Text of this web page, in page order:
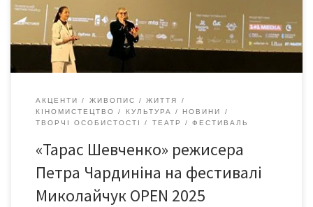
Холоменюк, який тонко передавав драму життя поета,
художника, […]
АКЦЕНТИ ЖИВОПИС
ЖИТТЯ
КІНОМИСТЕЦТВО
КУЛЬТУРА
НОВИНИ
ТВОРЧІ ОСОБИСТОСТІ
ТЕАТР ФЕСТИВАЛЬ
«Тарас Шевченко» режисера
Петра Чардиніна на фестивалі
Миколайчук OPEN 2025